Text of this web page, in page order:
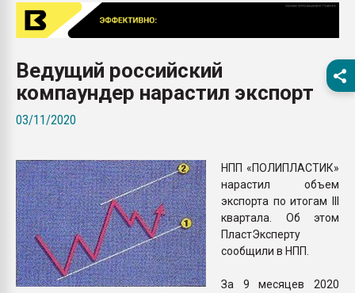
28.07.2026
28.07.2026
ситуацией на
ПЕРЕЙТИ НА
Ведущий российский
компаундер нарастил экспорт
03/11/2020
НПП «ПОЛИПЛАСТИК»
нарастил объем
экспорта по итогам III
квартала. Об этом
ПластЭксперту
сообщили в НПП.
За 9 месяцев 2020